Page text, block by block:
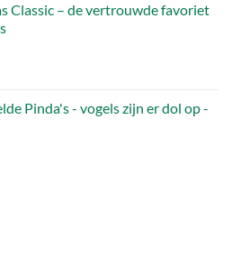
Classic – de vertrouwde favoriet
Pinda's - vogels zijn er dol op -